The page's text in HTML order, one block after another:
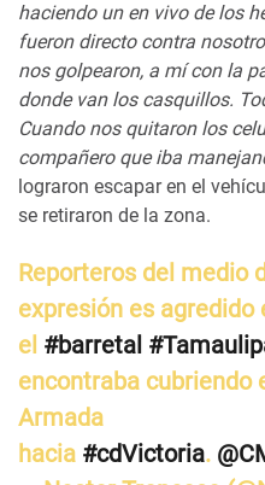
haciendo un en vivo de los
fueron directo contra
nos golpearon, a mí con la
donde van los casquillos.
Cuando nos quitaron los
compañero que iba
lograron escapar en el
se retiraron de la zona.
Reporteros del medio
expresión es agredido
el #barretal
encontraba cubriendo
Armada
hacia #cdVictoria.